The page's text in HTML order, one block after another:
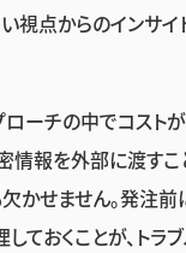
視点からのインサ
ーチの中でコストが
情報を外部に渡すこ
かせません。発注
ておくことが、トラ